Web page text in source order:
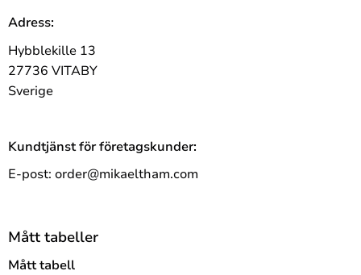
Adress:
Hybblekille 13
27736 VITABY
Sverige
Kundtjänst för företagskunder:
E-post: order@mikaeltham.com
Mått tabeller
Mått tabell